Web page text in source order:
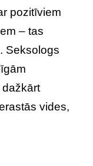
pozitīviem
– tas
Seksologs
vides,